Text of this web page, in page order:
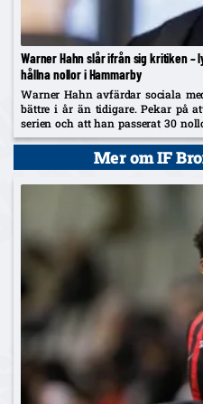
Warner Hahn slår ifrån sig kritiken –
hållna nollor i Hammarby
Warner Hahn avfärdar sociala
bättre i år än tidigare. Pekar på
serien och att han passerat 30
på torsdag.
Mer om IF